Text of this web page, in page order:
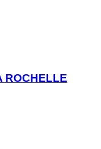
ROCHELLE